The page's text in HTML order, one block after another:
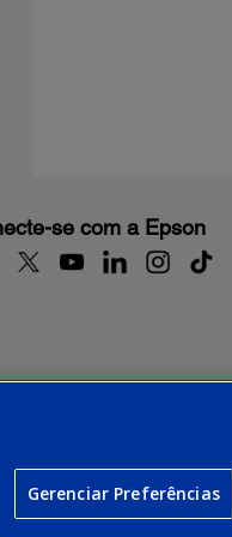
se com a Epson
Gerenciar Preferências